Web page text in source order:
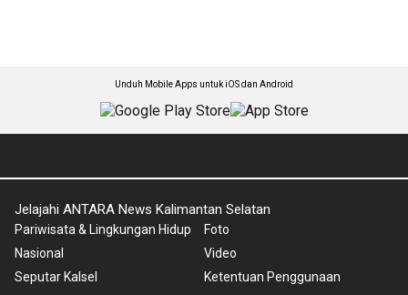
Unduh Mobile Apps untuk iOS dan Android
Jelajahi ANTARA News Kalimantan Selatan
Pariwisata & Lingkungan Hidup
Nasional
Seputar Kalsel
Foto
Video
Ketentuan Penggunaan